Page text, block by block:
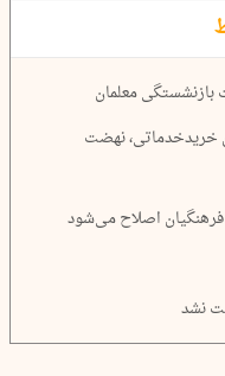
معلمان
خریدخدماتی، نهضت
اصلاح می‌شود
نشد